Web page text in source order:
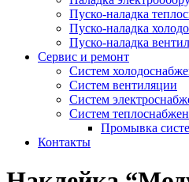
Пуско-наладка
Пуско-наладка
Пуско-наладка
Сервис и ремонт
Систем
Систем вентиляции
Систем
Систем
Промывка
Контакты